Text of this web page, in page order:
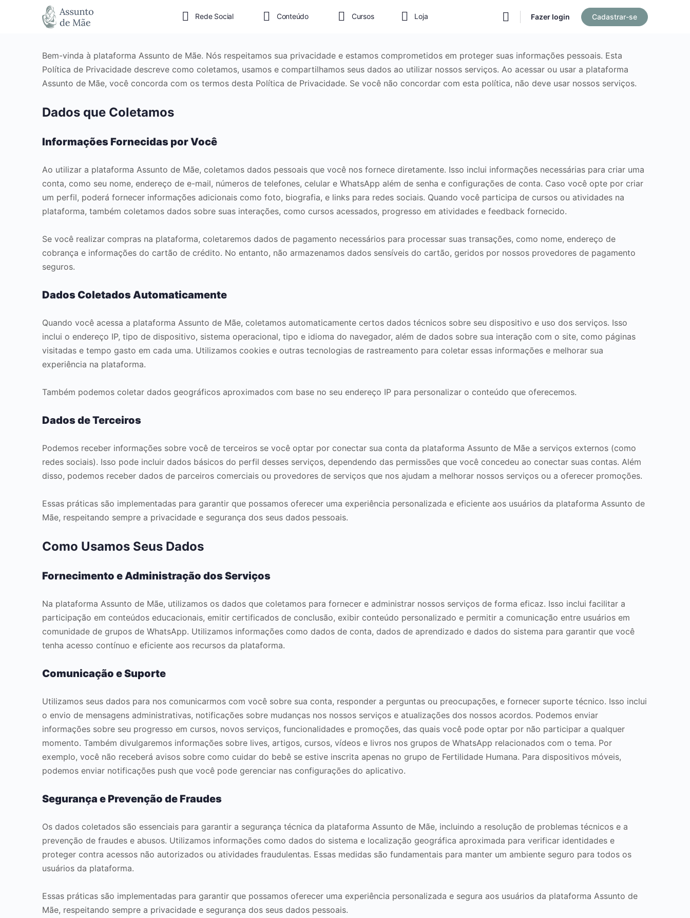
Rede Social Conteúdo Cursos Loja Fazer login Cadastrar-se
Bem-vinda à plataforma Assunto de Mãe. Nós respeitamos sua privacidade e estamos comprometidos em proteger suas informações pessoais. Esta
Política de Privacidade descreve como coletamos, usamos e compartilhamos seus dados ao utilizar nossos serviços. Ao acessar ou usar a plataforma
Assunto de Mãe, você concorda com os termos desta Política de Privacidade. Se você não concordar com esta política, não deve usar nossos serviços.
Dados que Coletamos
Informações Fornecidas por Você
Ao utilizar a plataforma Assunto de Mãe, coletamos dados pessoais que você nos fornece diretamente. Isso inclui informações necessárias para criar uma
conta, como seu nome, endereço de e-mail, números de telefones, celular e WhatsApp além de senha e configurações de conta. Caso você opte por criar
um perfil, poderá fornecer informações adicionais como foto, biografia, e links para redes sociais. Quando você participa de cursos ou atividades na
plataforma, também coletamos dados sobre suas interações, como cursos acessados, progresso em atividades e feedback fornecido.
Se você realizar compras na plataforma, coletaremos dados de pagamento necessários para processar suas transações, como nome, endereço de
cobrança e informações do cartão de crédito. No entanto, não armazenamos dados sensíveis do cartão, geridos por nossos provedores de pagamento
seguros.
Dados Coletados Automaticamente
Quando você acessa a plataforma Assunto de Mãe, coletamos automaticamente certos dados técnicos sobre seu dispositivo e uso dos serviços. Isso
inclui o endereço IP, tipo de dispositivo, sistema operacional, tipo e idioma do navegador, além de dados sobre sua interação com o site, como páginas
visitadas e tempo gasto em cada uma. Utilizamos cookies e outras tecnologias de rastreamento para coletar essas informações e melhorar sua
experiência na plataforma.
Também podemos coletar dados geográficos aproximados com base no seu endereço IP para personalizar o conteúdo que oferecemos.
Dados de Terceiros
Podemos receber informações sobre você de terceiros se você optar por conectar sua conta da plataforma Assunto de Mãe a serviços externos (como
redes sociais). Isso pode incluir dados básicos do perfil desses serviços, dependendo das permissões que você concedeu ao conectar suas contas. Além
disso, podemos receber dados de parceiros comerciais ou provedores de serviços que nos ajudam a melhorar nossos serviços ou a oferecer promoções.
Essas práticas são implementadas para garantir que possamos oferecer uma experiência personalizada e eficiente aos usuários da plataforma Assunto de
Mãe, respeitando sempre a privacidade e segurança dos seus dados pessoais.
Como Usamos Seus Dados
Fornecimento e Administração dos Serviços
Na plataforma Assunto de Mãe, utilizamos os dados que coletamos para fornecer e administrar nossos serviços de forma eficaz. Isso inclui facilitar a
participação em conteúdos educacionais, emitir certificados de conclusão, exibir conteúdo personalizado e permitir a comunicação entre usuários em
comunidade de grupos de WhatsApp. Utilizamos informações como dados de conta, dados de aprendizado e dados do sistema para garantir que você
tenha acesso contínuo e eficiente aos recursos da plataforma.
Comunicação e Suporte
Utilizamos seus dados para nos comunicarmos com você sobre sua conta, responder a perguntas ou preocupações, e fornecer suporte técnico. Isso inclui
o envio de mensagens administrativas, notificações sobre mudanças nos nossos serviços e atualizações dos nossos acordos. Podemos enviar
informações sobre seu progresso em cursos, novos serviços, funcionalidades e promoções, das quais você pode optar por não participar a qualquer
momento. Também divulgaremos informações sobre lives, artigos, cursos, vídeos e livros nos grupos de WhatsApp relacionados com o tema. Por
exemplo, você não receberá avisos sobre como cuidar do bebê se estive inscrita apenas no grupo de Fertilidade Humana. Para dispositivos móveis,
podemos enviar notificações push que você pode gerenciar nas configurações do aplicativo.
Segurança e Prevenção de Fraudes
Os dados coletados são essenciais para garantir a segurança técnica da plataforma Assunto de Mãe, incluindo a resolução de problemas técnicos e a
prevenção de fraudes e abusos. Utilizamos informações como dados do sistema e localização geográfica aproximada para verificar identidades e
proteger contra acessos não autorizados ou atividades fraudulentas. Essas medidas são fundamentais para manter um ambiente seguro para todos os
usuários da plataforma.
Essas práticas são implementadas para garantir que possamos oferecer uma experiência personalizada e segura aos usuários da plataforma Assunto de
Mãe, respeitando sempre a privacidade e segurança dos seus dados pessoais.